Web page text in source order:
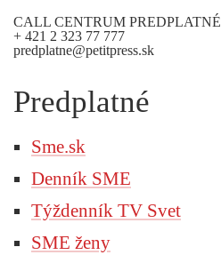
CALL CENTRUM PREDPLATNÉ
+ 421 2 323 77 777
predplatne@petitpress.sk
Predplatné
Sme.sk
Denník SME
Týždenník TV Svet
SME ženy